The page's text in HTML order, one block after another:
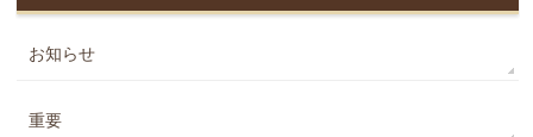
お知らせ
重要